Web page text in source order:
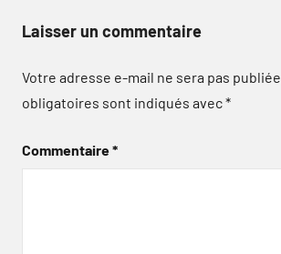
Laisser un commentaire
Votre adresse e-mail ne sera pas publiée.
obligatoires sont indiqués avec*
Commentaire*